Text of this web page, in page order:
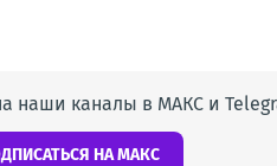
наши каналы в МАКС и
НА МАКС